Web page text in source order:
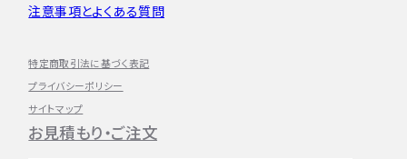
注意事項とよくある質問
特定商取引法に基づく表記
プライバシーポリシー
サイトマップ
お見積もり・ご注文